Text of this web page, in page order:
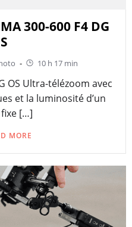
300-600 F4 DG
- 10 h 17 min
OS Ultra-télézoom avec
et la luminosité d’un
[…]
MORE